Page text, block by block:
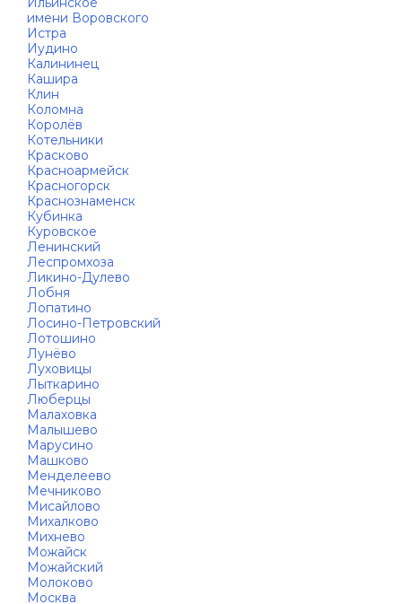
имени Воровского
Истра
Иудино
Калининец
Кашира
Клин
Коломна
Королёв
Котельники
Красково
Красноармейск
Красногорск
Краснознаменск
Кубинка
Куровское
Ленинский
Леспромхоза
Ликино-Дулево
Лобня
Лопатино
Лосино-Петровский
Лотошино
Лунёво
Луховицы
Лыткарино
Люберцы
Малаховка
Малышево
Марусино
Машково
Менделеево
Мечниково
Мисайлово
Михалково
Михнево
Можайск
Можайский
Молоково
Москва